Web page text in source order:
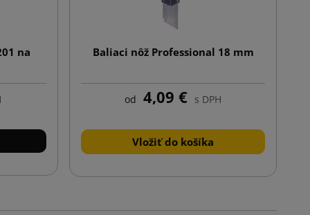
na
Baliaci nôž Professional 18 mm
od 4,09 € s DPH
Vložiť do košíka